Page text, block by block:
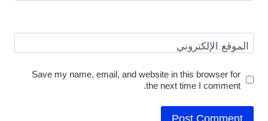
الموقع الإلكتروني
Save my name, email, and website in this browser for
the next time I comment.